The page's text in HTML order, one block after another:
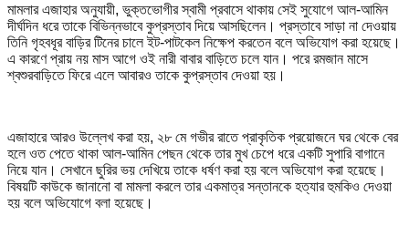
মামলার এজাহার অনুযায়ী, ভুক্তভোগীর স্বামী প্রবাসে থাকায় সেই সুযোগে আল-আমিন
দীর্ঘদিন ধরে তাকে বিভিন্নভাবে কুপ্রস্তাব দিয়ে আসছিলেন। প্রস্তাবে সাড়া না দেওয়ায়
তিনি গৃহবধূর বাড়ির টিনের চালে ইট-পাটকেল নিক্ষেপ করতেন বলে অভিযোগ করা হয়েছে।
এ কারণে প্রায় নয় মাস আগে ওই নারী বাবার বাড়িতে চলে যান। পরে রমজান মাসে
শ্বশুরবাড়িতে ফিরে এলে আবারও তাকে কুপ্রস্তাব দেওয়া হয়।
এজাহারে আরও উল্লেখ করা হয়, ২৮ মে গভীর রাতে প্রাকৃতিক প্রয়োজনে ঘর থেকে বের
হলে ওত পেতে থাকা আল-আমিন পেছন থেকে তার মুখ চেপে ধরে একটি সুপারি বাগানে
নিয়ে যান। সেখানে ছুরির ভয় দেখিয়ে তাকে ধর্ষণ করা হয় বলে অভিযোগ করা হয়েছে।
বিষয়টি কাউকে জানানো বা মামলা করলে তার একমাত্র সন্তানকে হত্যার হুমকিও দেওয়া
হয় বলে অভিযোগে বলা হয়েছে।